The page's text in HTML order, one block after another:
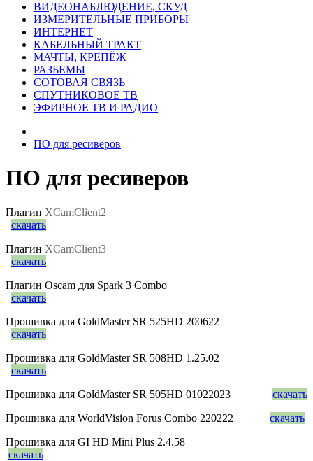
ВИДЕОНАБЛЮДЕНИЕ, СКУД
ИЗМЕРИТЕЛЬНЫЕ ПРИБОРЫ
ИНТЕРНЕТ
КАБЕЛЬНЫЙ ТРАКТ
МАЧТЫ, КРЕПЁЖ
РАЗЬЕМЫ
СОТОВАЯ СВЯЗЬ
СПУТНИКОВОЕ ТВ
ЭФИРНОЕ ТВ И РАДИО
ПО для ресиверов
ПО для ресиверов
Плагин XCamClient2
скачать
Плагин XCamClient3
скачать
Плагин Oscam для Spark 3 Combo
скачать
Прошивка для GoldMaster SR 525HD 200622
скачать
Прошивка для GoldMaster SR 508HD 1.25.02
скачать
Прошивка для GoldMaster SR 505HD 01022023 скачать
Прошивка для WorldVision Forus Combo 220222 скачать
Прошивка для GI HD Mini Plus 2.4.58
скачать